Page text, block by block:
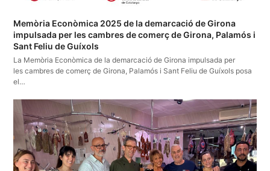
Memòria Econòmica 2025 de la demarcació de Girona
impulsada per les cambres de comerç de Girona, Palamós i
Sant Feliu de Guíxols
La Memòria Econòmica de la demarcació de Girona impulsada per
les cambres de comerç de Girona, Palamós i Sant Feliu de Guíxols posa
el…